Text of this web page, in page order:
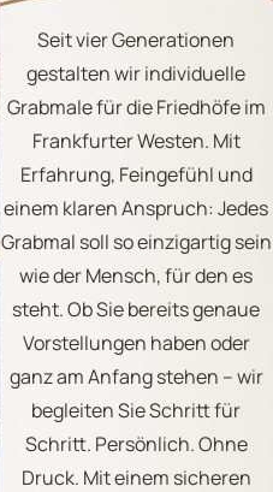
Seit vier Generationen
gestalten wir individuelle
Grabmale für die Friedhöfe im
Frankfurter Westen. Mit
Erfahrung, Feingefühl und
einem klaren Anspruch: Jedes
Grabmal soll so einzigartig sein
wie der Mensch, für den es
steht. Ob Sie bereits genaue
Vorstellungen haben oder
ganz am Anfang stehen – wir
begleiten Sie Schritt für
Schritt. Persönlich. Ohne
Druck. Mit einem sicheren